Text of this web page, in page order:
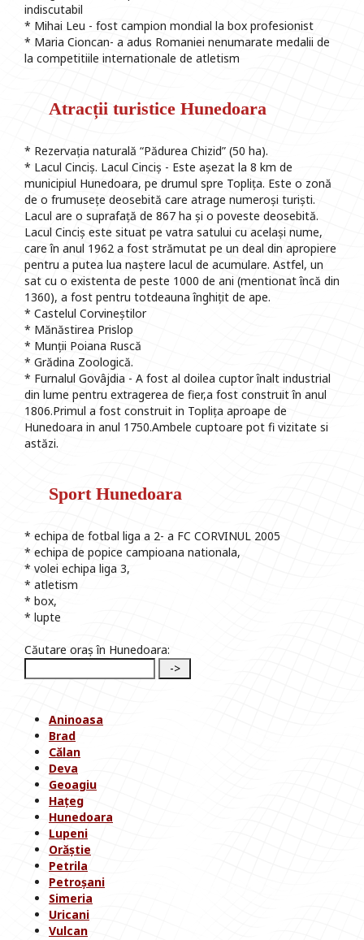
indiscutabil
* Mihai Leu - fost campion mondial la box profesionist
* Maria Cioncan- a adus Romaniei nenumarate medalii de
la competitiile internationale de atletism
Atracții turistice Hunedoara
* Rezervația naturală “Pădurea Chizid” (50 ha).
* Lacul Cinciș. Lacul Cinciș - Este așezat la 8 km de
municipiul Hunedoara, pe drumul spre Toplița. Este o zonă
de o frumusețe deosebită care atrage numeroși turiști.
Lacul are o suprafață de 867 ha și o poveste deosebită.
Lacul Cinciș este situat pe vatra satului cu același nume,
care în anul 1962 a fost strămutat pe un deal din apropiere
pentru a putea lua naștere lacul de acumulare. Astfel, un
sat cu o existenta de peste 1000 de ani (mentionat încă din
1360), a fost pentru totdeauna înghițit de ape.
* Castelul Corvineștilor
* Mănăstirea Prislop
* Munții Poiana Ruscă
* Grădina Zoologică.
* Furnalul Govâjdia - A fost al doilea cuptor înalt industrial
din lume pentru extragerea de fier,a fost construit în anul
1806.Primul a fost construit in Toplița aproape de
Hunedoara in anul 1750.Ambele cuptoare pot fi vizitate si
astăzi.
Sport Hunedoara
* echipa de fotbal liga a 2- a FC CORVINUL 2005
* echipa de popice campioana nationala,
* volei echipa liga 3,
* atletism
* box,
* lupte
Căutare oraș în Hunedoara:
Aninoasa
Brad
Călan
Deva
Geoagiu
Hațeg
Hunedoara
Lupeni
Orăștie
Petrila
Petroșani
Simeria
Uricani
Vulcan